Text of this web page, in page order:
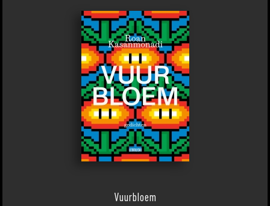
Vuurbloem